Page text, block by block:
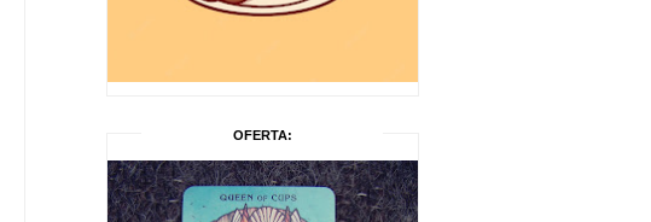
OFERTA: